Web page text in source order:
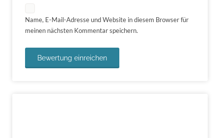
Name, E-Mail-Adresse und Website in diesem Browser für
meinen nächsten Kommentar speichern.